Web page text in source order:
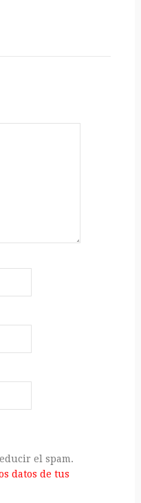
el spam.
datos de tus